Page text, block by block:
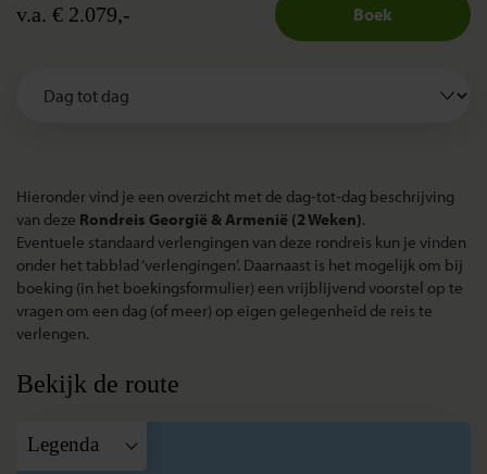
Boek
v.a. € 2.079,-
Hieronder vind je een overzicht met de dag-tot-dag beschrijving
van deze Rondreis Georgië & Armenië (2 Weken).
Eventuele standaard verlengingen van deze rondreis kun je vinden
onder het tabblad ‘verlengingen’. Daarnaast is het mogelijk om bij
boeking (in het boekingsformulier) een vrijblijvend voorstel op te
vragen om een dag (of meer) op eigen gelegenheid de reis te
verlengen.
Bekijk de route
Legenda